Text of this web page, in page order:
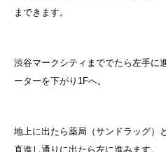
まできます。
渋谷マークシティまででたら左手に
ーターを下がり1Fへ。
地上に出たら薬局（サンドラッグ）
直進し通りに出たら左に進みます。